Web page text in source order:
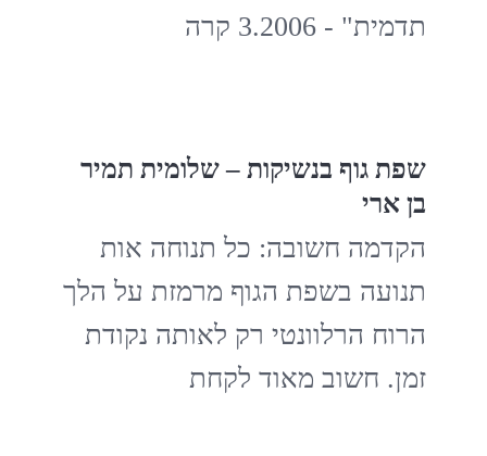
תדמית" - 3.2006 קרה
שפת גוף בנשיקות – שלומית תמיר
בן ארי
הקדמה חשובה: כל תנוחה אות
תנועה בשפת הגוף מרמזת על הלך
הרוח הרלוונטי רק לאותה נקודת
זמן. חשוב מאוד לקחת